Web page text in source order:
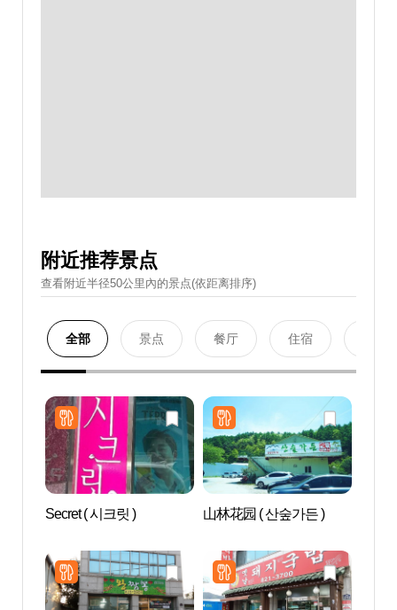
附近推荐景点
查看附近半径50公里內的景点(依距离排序)
全部 景点 餐厅 住宿
Secret ( 시크릿 ) 山林花园 ( 산숲가든 )